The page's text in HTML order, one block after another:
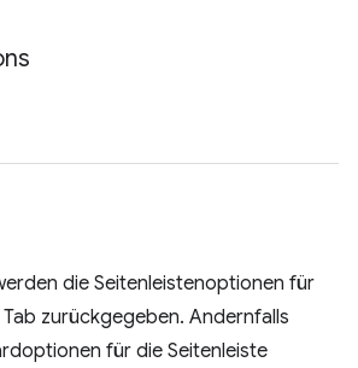
die Seitenleistenoptionen für
zurückgegeben. Andernfalls
für die Seitenleiste